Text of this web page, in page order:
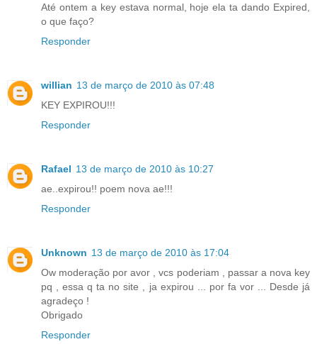
Até ontem a key estava normal, hoje ela ta dando Expired,
o que faço?
Responder
willian 13 de março de 2010 às 07:48
KEY EXPIROU!!!
Responder
Rafael 13 de março de 2010 às 10:27
ae..expirou!! poem nova ae!!!
Responder
Unknown 13 de março de 2010 às 17:04
Ow moderação por avor , vcs poderiam , passar a nova key
pq , essa q ta no site , ja expirou ... por fa vor ... Desde já
agradeço !
Obrigado
Responder